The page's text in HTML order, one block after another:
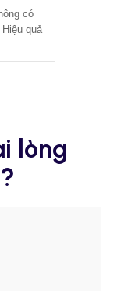
có
quả
lòng